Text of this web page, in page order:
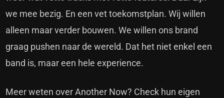
we mee bezig. En een vet toekomstplan. Wij willen
alleen maar verder bouwen. We willen ons brand
graag pushen naar de wereld. Dat het niet enkel een
band is, maar een hele experience.
Meer weten over Another Now? Check hun eigen